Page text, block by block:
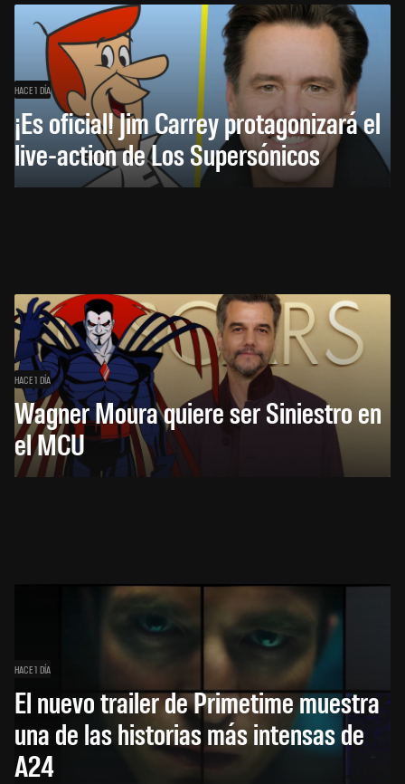
HACE 1 DÍA
¡Es oficial! Jim Carrey protagonizará el
live-action de Los Supersónicos
HACE 1 DÍA
Wagner Moura quiere ser Siniestro en
el MCU
HACE 1 DÍA
El nuevo trailer de Primetime muestra
una de las historias más intensas de
A24